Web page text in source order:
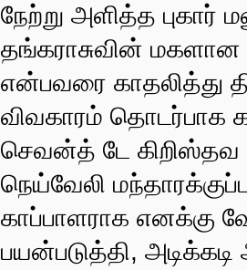
நேற்று அளித்த புகார்
தங்கராசுவின்
என்பவரை
விவகாரம் தொடர்பாக
செவன்த் டே கிறிஸ்தவ
நெய்வேலி
காப்பாளராக எனக்கு
பயன்படுத்தி, அடிக்கடி